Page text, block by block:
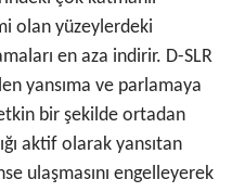
olan yüzeylerdeki
en aza indirir. D-SLR
yansıma ve parlamaya
bir şekilde ortadan
aktif olarak yansıtan
ulaşmasını engelleyerek